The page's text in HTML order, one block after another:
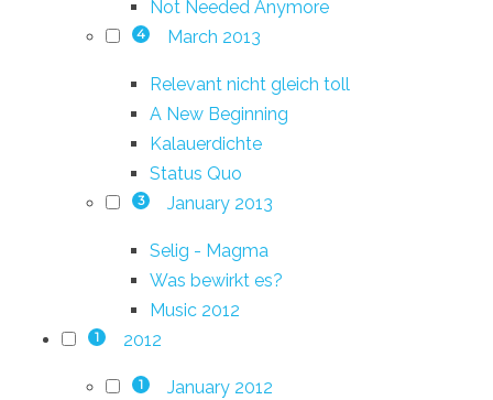
Not Needed Anymore
4 March 2013
Relevant nicht gleich toll
A New Beginning
Kalauerdichte
Status Quo
3 January 2013
Selig - Magma
Was bewirkt es?
Music 2012
1 2012
1 January 2012